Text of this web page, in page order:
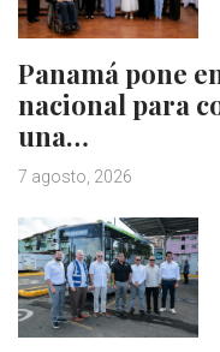
Panamá pone
nacional para
una…
7 agosto, 2026